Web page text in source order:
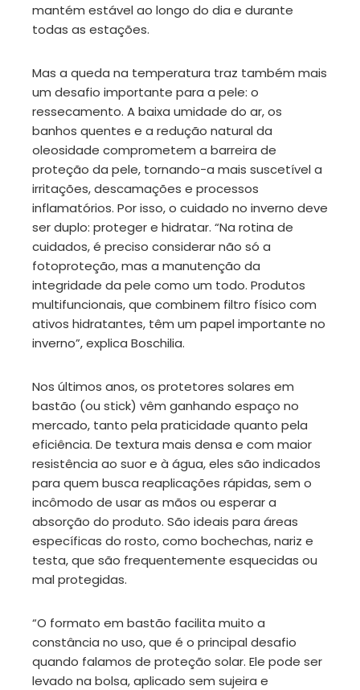
mantém estável ao longo do dia e durante
todas as estações.
Mas a queda na temperatura traz também mais
um desafio importante para a pele: o
ressecamento. A baixa umidade do ar, os
banhos quentes e a redução natural da
oleosidade comprometem a barreira de
proteção da pele, tornando-a mais suscetível a
irritações, descamações e processos
inflamatórios. Por isso, o cuidado no inverno deve
ser duplo: proteger e hidratar. “Na rotina de
cuidados, é preciso considerar não só a
fotoproteção, mas a manutenção da
integridade da pele como um todo. Produtos
multifuncionais, que combinem filtro físico com
ativos hidratantes, têm um papel importante no
inverno”, explica Boschilia.
Nos últimos anos, os protetores solares em
bastão (ou stick) vêm ganhando espaço no
mercado, tanto pela praticidade quanto pela
eficiência. De textura mais densa e com maior
resistência ao suor e à água, eles são indicados
para quem busca reaplicações rápidas, sem o
incômodo de usar as mãos ou esperar a
absorção do produto. São ideais para áreas
específicas do rosto, como bochechas, nariz e
testa, que são frequentemente esquecidas ou
mal protegidas.
“O formato em bastão facilita muito a
constância no uso, que é o principal desafio
quando falamos de proteção solar. Ele pode ser
levado na bolsa, aplicado sem sujeira e